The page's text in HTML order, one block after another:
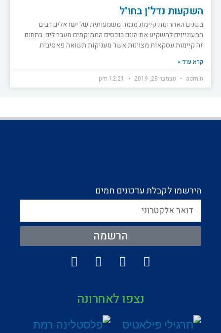
השקעות נדל"ן בחו"ל
בשנים האחרונות קיימת מגמה משמעותית של ישראלים רבים
המעוניינים להשקיע את הונם בנכסים הממוקמים מעבר לים. בתחום
זה קיימות עסקאות מצוינות אשר מעניקות תשואה פאסיבית
קרא עוד »
admin
נובמבר 28, 2019
הירשמו לקבלת עדכונים חמים
הרשמה
נצפו לאחרונה